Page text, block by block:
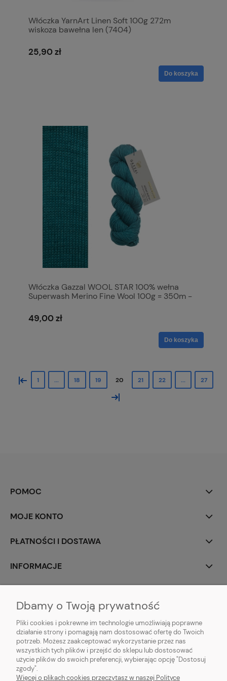
Włóczka YarnArt Linen Soft 100g 272m
wiskoza bawełna len (7404)
25,90 zł
Do koszyka
Włóczka Gazzal WOOL STAR 100% wełna
Superwash Merino Fine Wool 100g = 350m -
49,00 zł
Do koszyka
« 1 ... 18 19 20 21 22 ... 27
»
POMOC
MOJE KONTO
PŁATNOŚCI I DOSTAWA
INFORMACJE
animotki Anna Oprzędek
ul. Floriańska 3
41-500 Chorzów
sklep@animotki.pl
tel. 607090859
Dbamy o Twoją prywatność
Pliki cookies i pokrewne im technologie umożliwiają poprawne
działanie strony i pomagają nam dostosować ofertę do Twoich
potrzeb. Możesz zaakceptować wykorzystanie przez nas
wszystkich tych plików i przejść do sklepu lub dostosować
użycie plików do swoich preferencji, wybierając opcję "Dostosuj
zgody".
Więcej o plikach cookies przeczytasz w naszej Polityce